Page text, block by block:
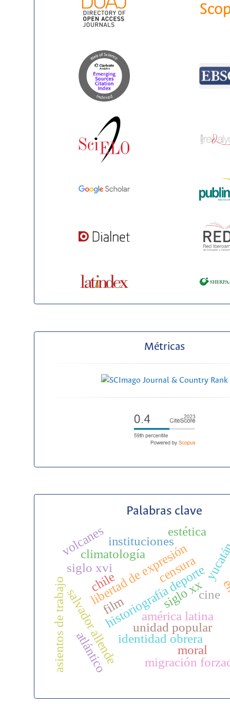
Métricas
Palabras clave
historiografía deporte
américa latina
censura
cine
film
chile
salvador allende unidad popular
libertad de expresión
identidad obrera
moral
asientos de trabajo migración
siglo xvi
siglo xx
climatología
instituciones
estética
volcanes
atlántico